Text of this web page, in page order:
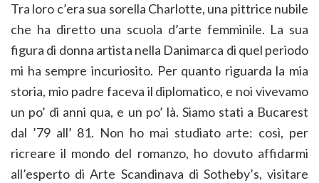
Tra loro c’era sua sorella Charlotte, una pittrice nubile
che ha diretto una scuola d’arte femminile. La sua
figura di donna artista nella Danimarca di quel periodo
mi ha sempre incuriosito. Per quanto riguarda la mia
storia, mio padre faceva il diplomatico, e noi vivevamo
un po’ di anni qua, e un po’ là. Siamo stati a Bucarest
dal ’79 all’ 81. Non ho mai studiato arte: così, per
ricreare il mondo del romanzo, ho dovuto affidarmi
all’esperto di Arte Scandinava di Sotheby’s, visitare